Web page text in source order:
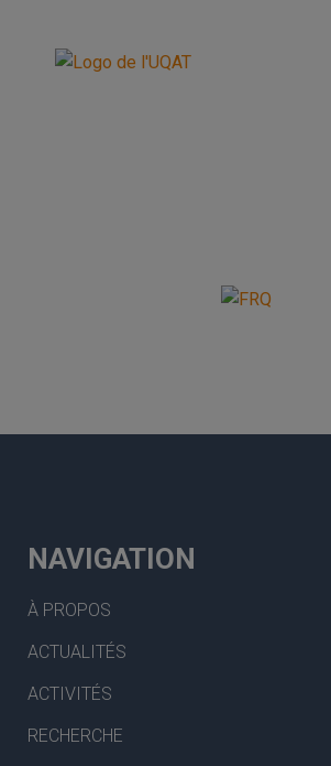
NAVIGATION
À PROPOS
ACTUALITÉS
ACTIVITÉS
RECHERCHE